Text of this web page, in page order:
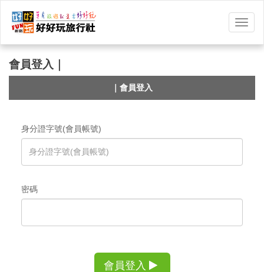
選
切
會員登入｜
｜會員登入
身分證字號(會員帳號)
密碼
會員登入